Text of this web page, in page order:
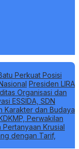
Perkuat Posisi
Presiden LIRA
Organisasi dan
ESSIDA, SDN
Karakter dan Budaya
Perwakilan
Krusial
dengan Tarif,